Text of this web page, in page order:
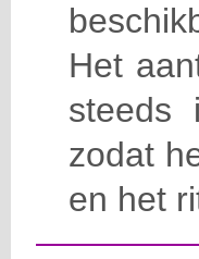
Het
steeds
zodat
en het